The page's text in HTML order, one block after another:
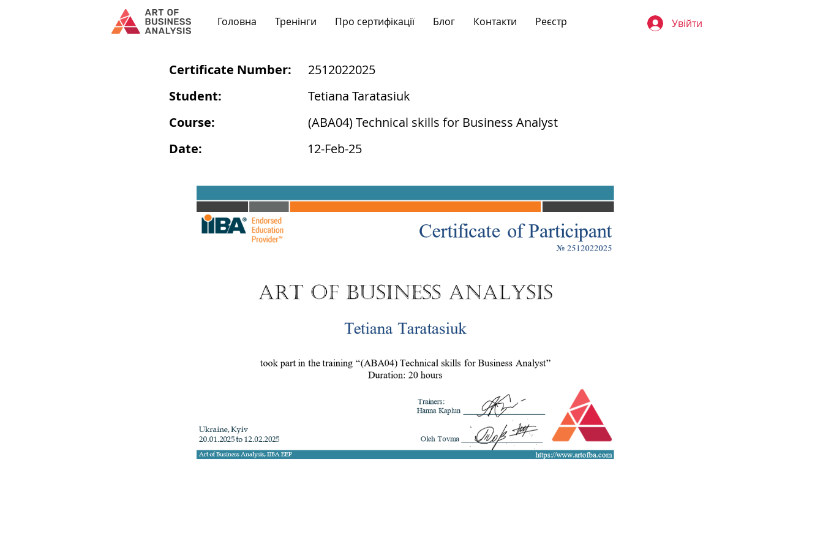
Головна Тренінги Про сертифікації Блог Контакти Реєстр Увійти
Certificate Number:
Student:
Course:
Date:
2512022025
Tetiana Taratasiuk
(ABA04) Technical skills for Business Analyst
12-Feb-25